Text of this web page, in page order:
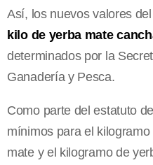
Así, los nuevos valores
kilo de yerba mate
determinados por la
Ganadería y Pesca.
Como parte del estatuto
mínimos para el
mate y el kilogramo de